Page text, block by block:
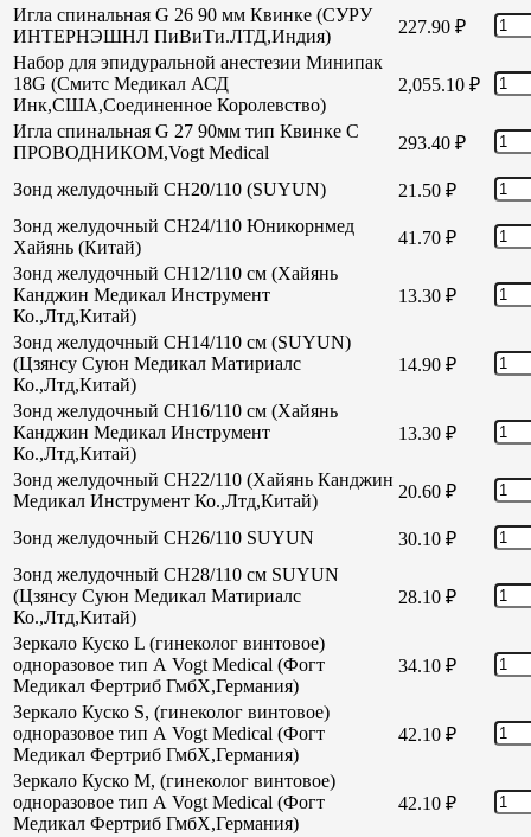
Игла спинальная G 26 90 мм Квинке (СУРУ
ИНТЕРНЭШНЛ ПиВиТи.ЛТД,Индия)
227.90 ₽
Набор для эпидуральной анестезии Минипак
18G (Смитс Медикал АСД
Инк,США,Соединенное Королевство)
2,055.10 ₽
Игла спинальная G 27 90мм тип Квинке С
ПРОВОДНИКОМ,Vogt Medical
293.40 ₽
Зонд желудочный СН20/110 (SUYUN) 21.50 ₽
Зонд желудочный СН24/110 Юникорнмед
Хайянь (Китай)
41.70 ₽
Зонд желудочный CH12/110 см (Хайянь
Канджин Медикал Инструмент
Ко.,Лтд,Китай)
13.30 ₽
Зонд желудочный CH14/110 см (SUYUN)
(Цзянсу Суюн Медикал Матириалс
Ко.,Лтд,Китай)
14.90 ₽
Зонд желудочный CH16/110 см (Хайянь
Канджин Медикал Инструмент
Ко.,Лтд,Китай)
13.30 ₽
Зонд желудочный СН22/110 (Хайянь Канджин
Медикал Инструмент Ко.,Лтд,Китай)
20.60 ₽
Зонд желудочный СН26/110 SUYUN 30.10 ₽
Зонд желудочный СН28/110 см SUYUN
(Цзянсу Суюн Медикал Матириалс
Ко.,Лтд,Китай)
28.10 ₽
Зеркало Куско L (гинеколог винтовое)
одноразовое тип А Vogt Medical (Фогт
Медикал Фертриб ГмбХ,Германия)
34.10 ₽
Зеркало Куско S, (гинеколог винтовое)
одноразовое тип А Vogt Medical (Фогт
Медикал Фертриб ГмбХ,Германия)
42.10 ₽
Зеркало Куско М, (гинеколог винтовое)
одноразовое тип А Vogt Medical (Фогт
Медикал Фертриб ГмбХ,Германия)
42.10 ₽